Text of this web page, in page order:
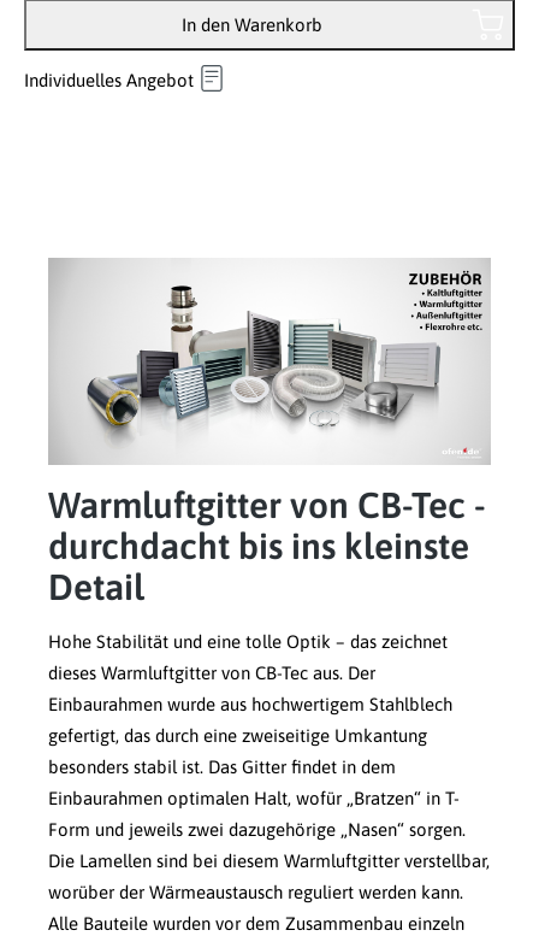
In den Warenkorb
Individuelles Angebot
Warmluftgitter von CB-Tec -
durchdacht bis ins kleinste
Detail
Hohe Stabilität und eine tolle Optik – das zeichnet
dieses Warmluftgitter von CB-Tec aus. Der
Einbaurahmen wurde aus hochwertigem Stahlblech
gefertigt, das durch eine zweiseitige Umkantung
besonders stabil ist. Das Gitter findet in dem
Einbaurahmen optimalen Halt, wofür „Bratzen“ in T-
Form und jeweils zwei dazugehörige „Nasen“ sorgen.
Die Lamellen sind bei diesem Warmluftgitter verstellbar,
worüber der Wärmeaustausch reguliert werden kann.
Alle Bauteile wurden vor dem Zusammenbau einzeln